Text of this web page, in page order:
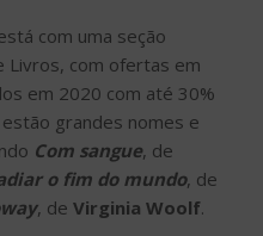
com uma seção
Livros, com ofertas em
em 2020 com até 30%
grandes nomes e
Com sangue, de
o fim do mundo, de
, de Virginia Woolf.